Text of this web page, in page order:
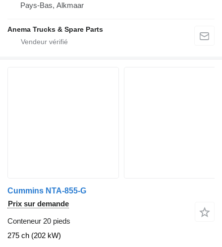
Pays-Bas, Alkmaar
Anema Trucks & Spare Parts
Cummins NTA-855-G
Prix sur demande
Conteneur 20 pieds
275 ch (202 kW)